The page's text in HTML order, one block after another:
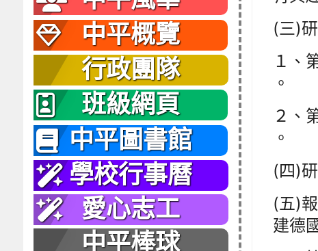
(三)
１、
。
２、
。
(四)
(五)
建德
中平概覽
行政團隊
班級網頁
中平圖書館
學校行事曆
愛心志工
中平棒球